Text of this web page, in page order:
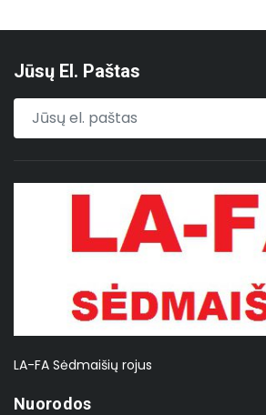
Jūsų El. Paštas
LA-FA Sėdmaišių rojus
Nuorodos